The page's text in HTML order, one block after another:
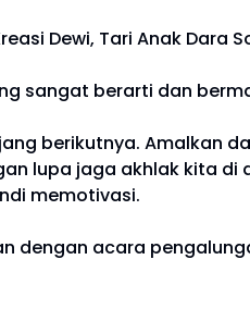
Dewi, Tari Anak Dara
sangat berarti dan
berikutnya. Amalkan
lupa jaga akhlak kita
memotivasi.
acara